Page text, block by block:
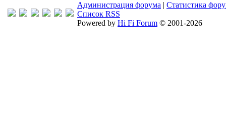
Администрация форума | Статистика
Список RSS
Powered by Hi Fi Forum © 2001-2026